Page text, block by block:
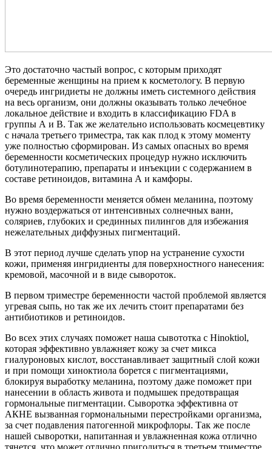
Это достаточно частый вопрос, с которым приходят
беременные женщины на прием к косметологу. В первую
очередь ингридиеты не должны иметь системного действия
на весь организм, они должны оказывать только лечебное
локальное действие и входить в классификацию FDA в
группы А и В. Так же желательно использовать космецевтику
с начала третьего триместра, так как плод к этому моменту
уже полностью сформирован. Из самых опасных во время
беременности косметических процедур нужно исключить
ботулинотерапию, препараты и инъекции с содержанием в
составе ретиноидов, витамина А и камфоры.
Во время беременности меняется обмен меланина, поэтому
нужно воздержаться от интенсивных солнечных ванн,
соляриев, глубоких и срединных пилингов для избежания
нежелательных диффузных пигментаций.
В этот период лучше сделать упор на устранение сухости
кожи, применяя ингридиенты для поверхностного нанесения:
кремовой, масочной и в виде сывороток.
В первом триместре беременности частой проблемой является
угревая сыпь, но так же их лечить стоит препаратами без
антибиотиков и ретиноидов.
Во всех этих случаях поможет наша сывототка с Hinoktiol,
которая эффективно увлажняет кожу за счет микса
гиалуроновых кислот, восстанавливает защитный слой кожи
и при помощи хиноктиола борется с пигментациями,
блокируя выработку меланина, поэтому даже поможет при
нанесении в область живота и подмышек предотвращая
гормональные пигментации. Сыворотка эффективна от
АКНЕ вызванная гормональными перестройками организма,
за счет подавления патогенной микрофлоры. Так же после
нашей сыворотки, напитанная и увлажненная кожа отлично
тянется, что может отлично пригодиться в третьем триместре